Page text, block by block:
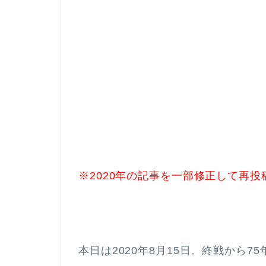
※2020年の記事を一部修正して再投
本日は2020年8月15日。終戦から75